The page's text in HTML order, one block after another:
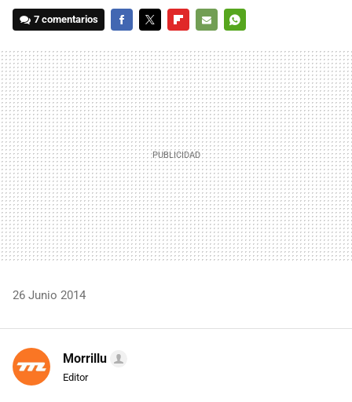
7 comentarios
MAIL
26 Junio 2014
Morrillu
Editor